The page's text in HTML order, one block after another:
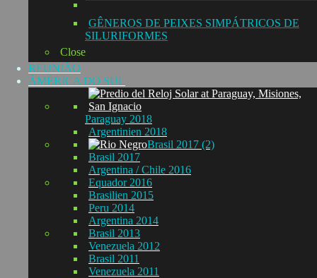
GÊNEROS DE PEIXES SIMPÁTRICOS DE
SILURIFORMES
Close
REUNIÃO
ÁMÉRICA DO SUL
Paraguay 2018
Argentinien 2018
Brasil 2017 (2)
Brasil 2017
Argentina / Chile 2016
Equador 2016
Brasilien 2015
Peru 2014
Argentina 2014
Brasil 2013
Venezuela 2012
Brasil 2011
Venezuela 2011